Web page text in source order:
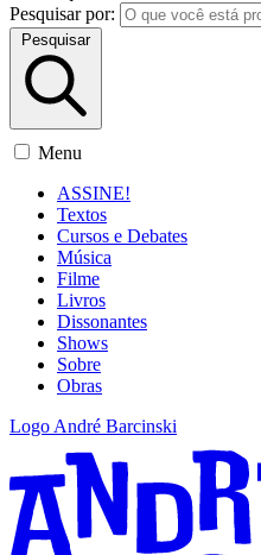
Pesquisar por:
Pesquisar
Menu
ASSINE!
Textos
Cursos e Debates
Música
Filme
Livros
Dissonantes
Shows
Sobre
Obras
Logo André Barcinski